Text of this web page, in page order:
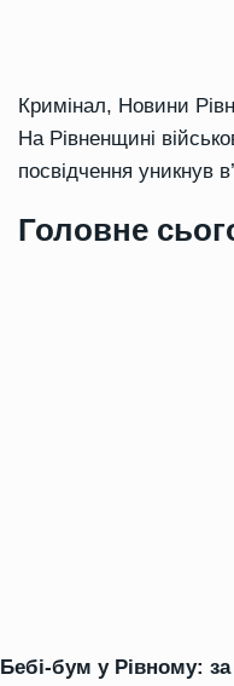
Кримінал, Новини
На Рівненщині
посвідчення уникнув
Головне
Бебі-бум у Рівному: